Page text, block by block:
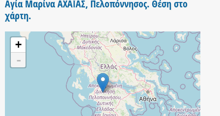
Αγία Μαρίνα ΑΧΑΪΑΣ, Πελοπόννησος. Θέση στο
χάρτη.
+
-